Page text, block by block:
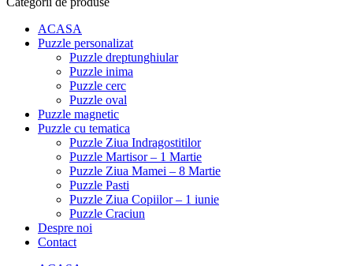
ACASA
Puzzle personalizat
Puzzle dreptunghiular
Puzzle inima
Puzzle cerc
Puzzle oval
Puzzle magnetic
Puzzle cu tematica
Puzzle Ziua Indragostitilor
Puzzle Martisor – 1 Martie
Puzzle Ziua Mamei – 8 Martie
Puzzle Pasti
Puzzle Ziua Copiilor – 1 iunie
Puzzle Craciun
Despre noi
Contact